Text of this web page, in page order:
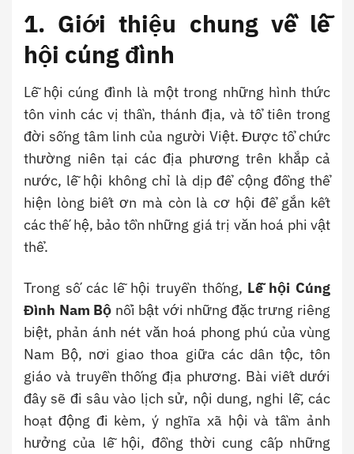
1. Giới thiệu chung về lễ
hội cúng đình
Lễ hội cúng đình là một trong những hình thức
tôn vinh các vị thần, thánh địa, và tổ tiên trong
đời sống tâm linh của người Việt. Được tổ chức
thường niên tại các địa phương trên khắp cả
nước, lễ hội không chỉ là dịp để cộng đồng thể
hiện lòng biết ơn mà còn là cơ hội để gắn kết
các thế hệ, bảo tồn những giá trị văn hoá phi vật
thể.
Trong số các lễ hội truyền thống, Lễ hội Cúng
Đình Nam Bộ nổi bật với những đặc trưng riêng
biệt, phản ánh nét văn hoá phong phú của vùng
Nam Bộ, nơi giao thoa giữa các dân tộc, tôn
giáo và truyền thống địa phương. Bài viết dưới
đây sẽ đi sâu vào lịch sử, nội dung, nghi lễ, các
hoạt động đi kèm, ý nghĩa xã hội và tầm ảnh
hưởng của lễ hội, đồng thời cung cấp những